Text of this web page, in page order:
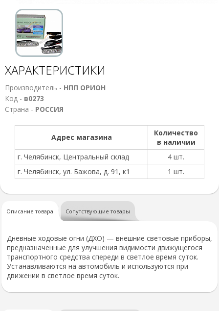
ХАРАКТЕРИСТИКИ
Производитель - НПП ОРИОН
Код - в0273
Страна - РОССИЯ
Адрес магазина
Количество
в наличии
г. Челябинск, Центральный склад
4 шт.
г. Челябинск, ул. Бажова, д. 91, к1
1 шт.
Описание товара Сопутствующие товары
Дневные ходовые огни (ДХО) — внешние световые приборы,
предназначенные для улучшения видимости движущегося
транспортного средства спереди в светлое время суток.
Устанавливаются на автомобиль и используются при
движении в светлое время суток.